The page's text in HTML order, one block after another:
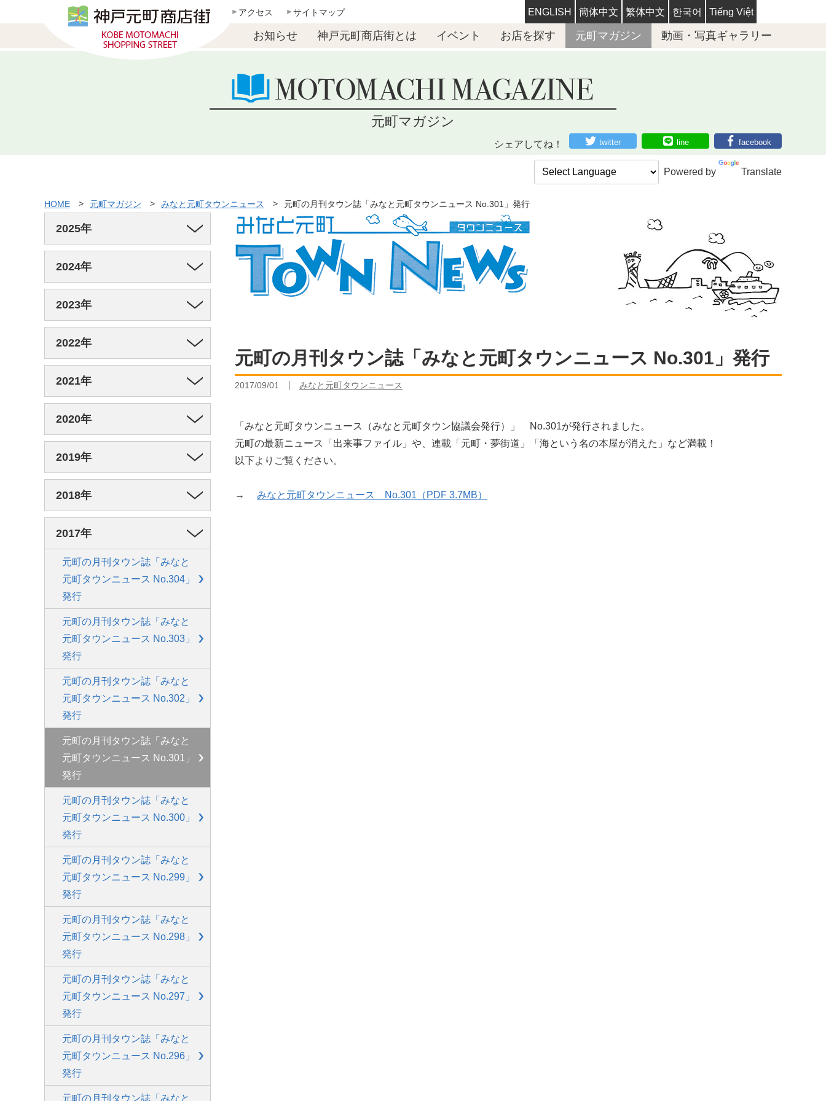
アクセス サイトマップ ENGLISH 簡体中文 繁体中文 한국어 Tiếng Việt
お知らせ 神戸元町商店街とは イベント お店を探す 元町マガジン 動画・写真ギャラリー
元町マガジン
シェアしてね！ twitter line facebook
Powered by Translate
HOME 元町マガジン みなと元町タウンニュース 元町の月刊タウン誌「みなと元町タウンニュース No.301」発行
元町の月刊タウン誌「みなと元町タウンニュース No.301」発行
2017/09/01 みなと元町タウンニュース
「みなと元町タウンニュース（みなと元町タウン協議会発行）」 No.301が発行されました。
元町の最新ニュース「出来事ファイル」や、連載「元町・夢街道」「海という名の本屋が消えた」など満載！
以下よりご覧ください。
→ みなと元町タウンニュース No.301（PDF 3.7MB）
2025年
2024年
2023年
2022年
2021年
2020年
2019年
2018年
2017年
元町の月刊タウン誌「みなと
元町タウンニュース No.304」
発行
元町の月刊タウン誌「みなと
元町タウンニュース No.303」
発行
元町の月刊タウン誌「みなと
元町タウンニュース No.302」
発行
元町の月刊タウン誌「みなと
元町タウンニュース No.301」
発行
元町の月刊タウン誌「みなと
元町タウンニュース No.300」
発行
元町の月刊タウン誌「みなと
元町タウンニュース No.299」
発行
元町の月刊タウン誌「みなと
元町タウンニュース No.298」
発行
元町の月刊タウン誌「みなと
元町タウンニュース No.297」
発行
元町の月刊タウン誌「みなと
元町タウンニュース No.296」
発行
元町の月刊タウン誌「みなと